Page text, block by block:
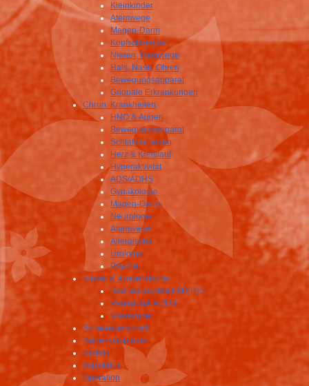
Kleinkinder
Atemwege
Magen-Darm
Kopfschmerzen
Nieren, Harnwege
Hals, Nase, Ohren
Bewegungsapparat
Grippale Erkrankungen
Chron. Krankheiten
HNO & Augen
Bewegungsapparat
Schlafstörungen
Herz & Kreislauf
Hyperaktivität
ADS/ADHS
Gynäkologie
Magen-Darm
Neurologie
Atemwege
Allergische
Urologie
Psyche
Kinder & Jungendliche
Beurteilungsblatt AD(H)S
Pädagogik ADHS
Kleinkinder
Schwangerschaft
Nebensymptome
Umfeld
Impfstatus
Operation